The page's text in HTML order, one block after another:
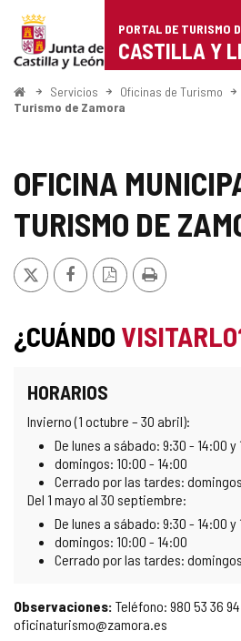
Portal
de
Turismo
de
León
PORTAL DE TURISMO
CASTILLA Y
InicioServicios Oficinas de Turismo
Turismo de Zamora
OFICINA
TURISMO DE
X FacebookVersión
PDF
Imprimir
¿CUÁNDO
HORARIOS
Invierno (1 octubre – 30 abril):
De lunes a sábado: 9:30 - 14:00 y
domingos: 10:00 - 14:00
Cerrado por las tardes: domingos
Del 1 mayo al 30 septiembre:
De lunes a sábado: 9:30 - 14:00 y
domingos: 10:00 - 14:00
Cerrado por las tardes: domingos
Observaciones: Teléfono: 980 53 36
oficinaturismo@zamora.es